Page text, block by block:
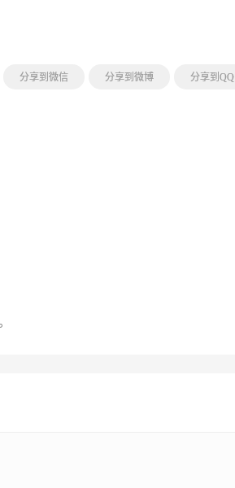
分享到微信 分享到微博 分享到QQ